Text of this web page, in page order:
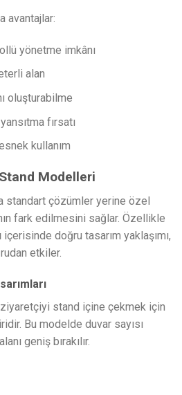
avantajlar:
yönetme imkânı
alan
oluşturabilme
fırsatı
kullanım
Modelleri
standart çözümler yerine özel
fark edilmesini sağlar. Özellikle
içerisinde doğru tasarım yaklaşımı,
etkiler.
ziyaretçiyi stand içine çekmek için
Bu modelde duvar sayısı
geniş bırakılır.